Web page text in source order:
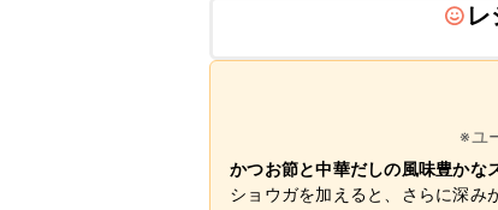
※ユ
かつお節と中華だしの風味豊かな
ショウガを加えると、さらに深み